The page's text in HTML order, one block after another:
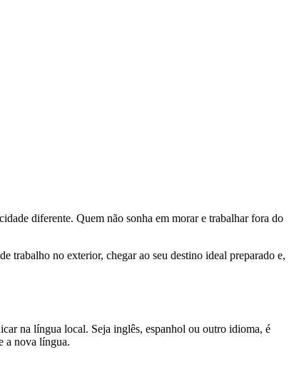
diferente. Quem não sonha em morar e trabalhar fora do
trabalho no exterior, chegar ao seu destino ideal preparado e,
na língua local. Seja inglês, espanhol ou outro idioma, é
a nova língua.